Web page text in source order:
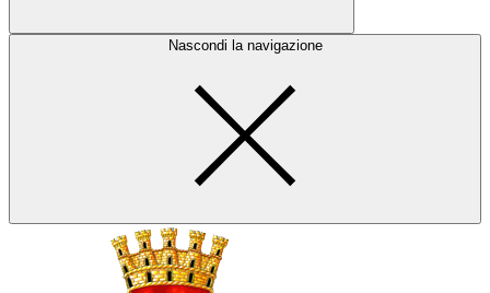
Nascondi la navigazione